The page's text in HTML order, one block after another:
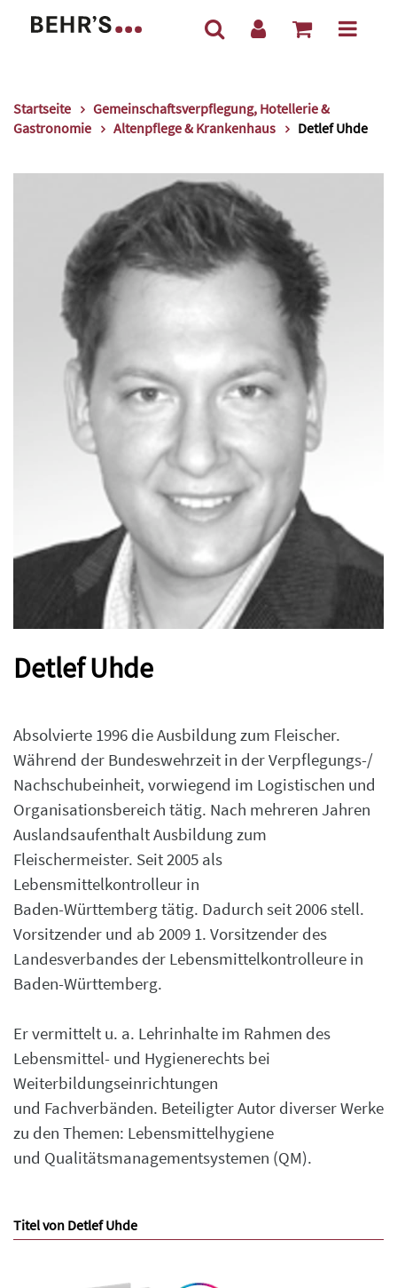
Startseite
Gemeinschaftsverpflegung, Hotellerie &
Gastronomie
Altenpflege & Krankenhaus Detlef Uhde
Detlef Uhde
Absolvierte 1996 die Ausbildung zum Fleischer.
Während der Bundeswehrzeit in der Verpflegungs-/
Nachschubeinheit, vorwiegend im Logistischen und
Organisationsbereich tätig. Nach mehreren Jahren
Auslandsaufenthalt Ausbildung zum
Fleischermeister. Seit 2005 als
Lebensmittelkontrolleur in
Baden-Württemberg tätig. Dadurch seit 2006 stell.
Vorsitzender und ab 2009 1. Vorsitzender des
Landesverbandes der Lebensmittelkontrolleure in
Baden-Württemberg.
Er vermittelt u. a. Lehrinhalte im Rahmen des
Lebensmittel- und Hygienerechts bei
Weiterbildungseinrichtungen
und Fachverbänden. Beteiligter Autor diverser Werke
zu den Themen: Lebensmittelhygiene
und Qualitätsmanagementsystemen (QM).
Titel von Detlef Uhde